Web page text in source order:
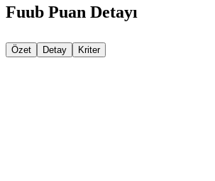
Fuub Puan Detayı
Özet Detay Kriter